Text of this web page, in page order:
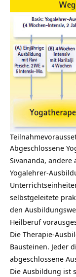
Abgeschlossene
Sivananda,
Yogalehrer-
selbstgeleitete
den
Heilberuf
Die Therapie-
Bausteinen. Jeder
abgeschlossene
Die Ausbildung ist